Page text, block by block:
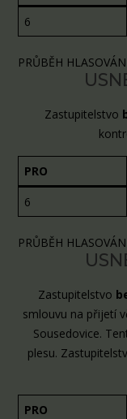
6
PRŮBĚH
Zastupitelstvo
PRO
6
PRŮBĚH
Zastupitelstvo
smlouvu na přijetí
Sousedovice.
plesu.
PRO